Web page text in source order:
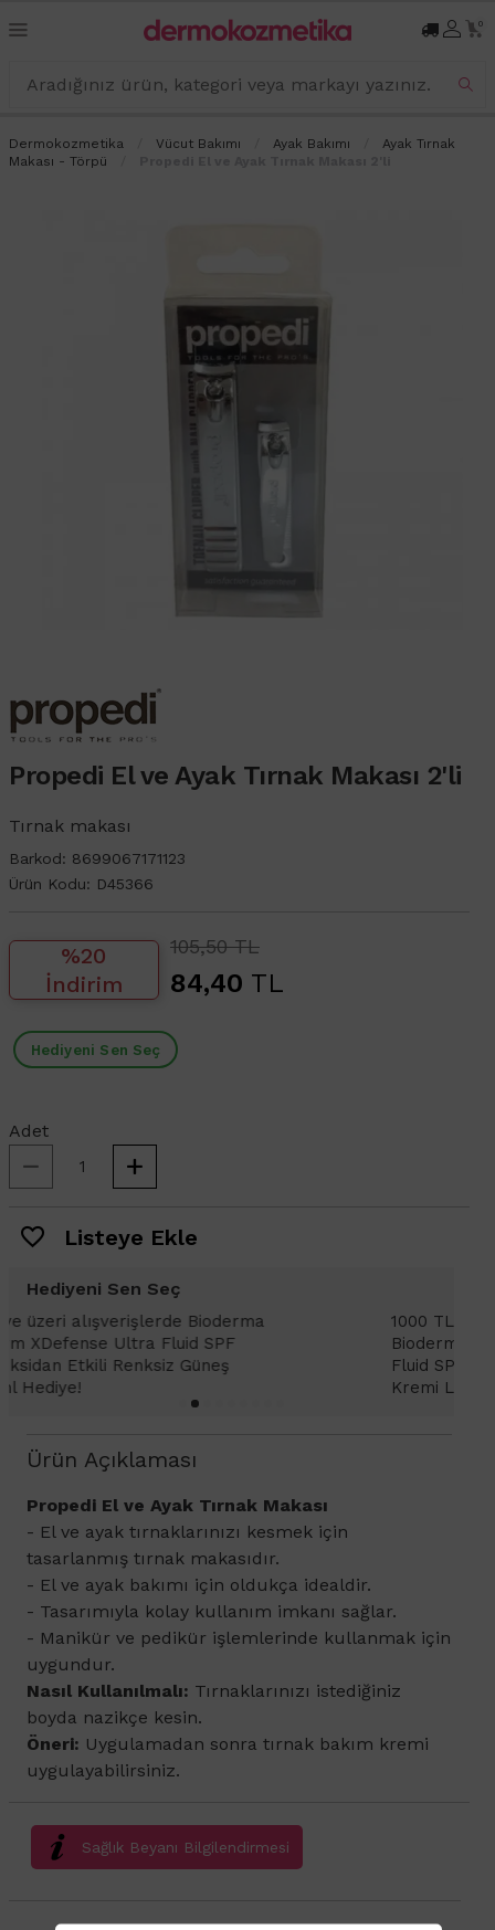
0
Dermokozmetika Vücut Bakımı Ayak Bakımı
Ayak Tırnak
Makası - Törpü
Propedi El ve Ayak Tırnak Makası 2'li
Tırnak makası
Barkod: 8699067171123
Ürün Kodu: D45366
%20
İndirim
105,50 TL
84,40 TL
Hediyeni Sen Seç
Adet
Listeye Ekle
Hediyeni Sen Seç
1000 TL ve üzeri alışverişlerinizde
Bioderma Photoderm XDefense Ultra
Fluid SPF 50+ Antioksidan Renkli Güneş
Kremi Light 2ml hediye!
Ürün Açıklaması
Propedi El ve Ayak Tırnak Makası
​- El ve ayak tırnaklarınızı kesmek için
tasarlanmış tırnak makasıdır.
- El ve ayak bakımı için oldukça idealdir.
- Tasarımıyla kolay kullanım imkanı sağlar.
- Manikür ve pedikür işlemlerinde kullanmak için
uygundur.
Nasıl Kullanılmalı: Tırnaklarınızı istediğiniz
boyda nazikçe kesin.
Öneri: Uygulamadan sonra tırnak bakım kremi
uygulayabilirsiniz.
Sağlık Beyanı Bilgilendirmesi